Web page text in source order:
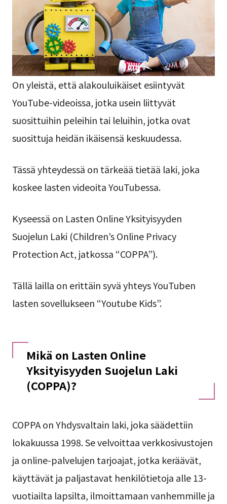
On yleistä, että alakouluikäiset esiintyvät
YouTube-videoissa, jotka usein liittyvät
suosittuihin peleihin tai leluihin, jotka ovat
suosittuja heidän ikäisensä keskuudessa.
Tässä yhteydessä on tärkeää tietää laki, joka
koskee lasten videoita YouTubessa.
Kyseessä on Lasten Online Yksityisyyden
Suojelun Laki (Children’s Online Privacy
Protection Act, jatkossa “COPPA”).
Tällä lailla on erittäin syvä yhteys YouTuben
lasten sovellukseen “Youtube Kids”.
Mikä on Lasten Online
Yksityisyyden Suojelun Laki
(COPPA)?
COPPA on Yhdysvaltain laki, joka säädettiin
lokakuussa 1998. Se velvoittaa verkkosivustojen
ja online-palvelujen tarjoajat, jotka keräävät,
käyttävät ja paljastavat henkilötietoja alle 13-
vuotiailta lapsilta, ilmoittamaan vanhemmille ja